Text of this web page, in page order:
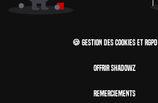
🍪 Gestion des cookies et RGPD
Offrir Shadowz
Remerciements